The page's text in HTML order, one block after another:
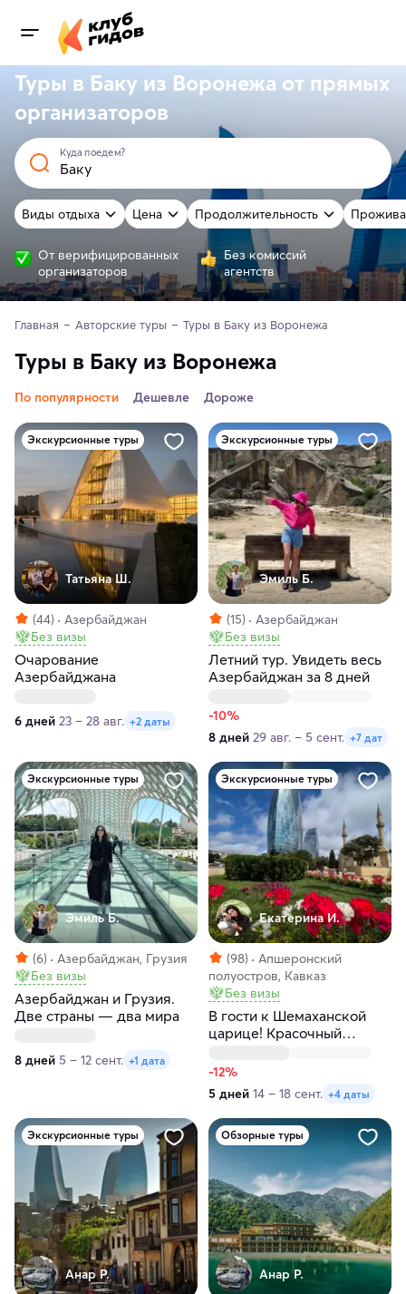
Туры в Баку из Воронежа от прямых
организаторов
Куда поедем?
Виды отдыха Цена Продолжительность
От верифицированных
организаторов
Без комиссий
агентств
Главная Авторские туры Туры в Баку из Воронежа
Туры в Баку из Воронежа
По популярности Дешевле Дороже
Экскурсионные туры
Татьяна Ш.
(44)
Азербайджан
Без визы
Очарование
Азербайджана
6 дней 23 – 28 авг. +2 даты
Экскурсионные туры
Эмиль Б.
(15)
Азербайджан
Без визы
Летний тур. Увидеть весь
Азербайджан за 8 дней
-10%
8 дней 29 авг. – 5 сент. +7 дат
Экскурсионные туры
Эмиль Б.
(6)
Азербайджан, Грузия
Без визы
Азербайджан и Грузия.
Две страны — два мира
8 дней 5 – 12 сент. +1 дата
Экскурсионные туры
Екатерина И.
(98)
Апшеронский
полуостров, Кавказ
Без визы
В гости к Шемаханской
царице! Красочный
-12%
5 дней 14 – 18 сент. +4 даты
Экскурсионные туры
Анар Р.
Обзорные туры
Анар Р.